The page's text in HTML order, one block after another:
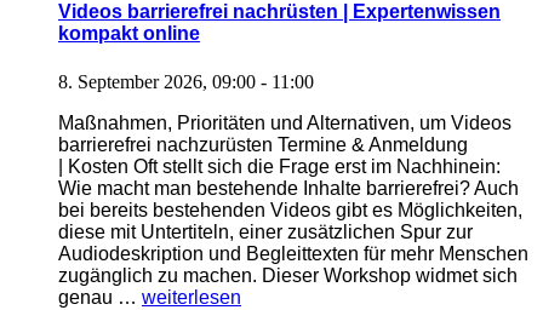
Expertenwissen
Videos barrierefrei nachrüsten | Expertenwissen
kompakt online
8. September 2026, 09:00 - 11:00
Maßnahmen, Prioritäten und Alternativen, um Videos
barrierefrei nachzurüsten Termine & Anmeldung
| Kosten Oft stellt sich die Frage erst im Nachhinein:
Wie macht man bestehende Inhalte barrierefrei? Auch
bei bereits bestehenden Videos gibt es Möglichkeiten,
diese mit Untertiteln, einer zusätzlichen Spur zur
Audiodeskription und Begleittexten für mehr Menschen
zugänglich zu machen. Dieser Workshop widmet sich
genau … „Videos
weiterlesen